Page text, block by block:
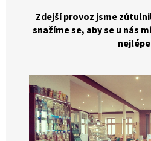
Zdejší provoz jsme
snažíme se, aby se u nás